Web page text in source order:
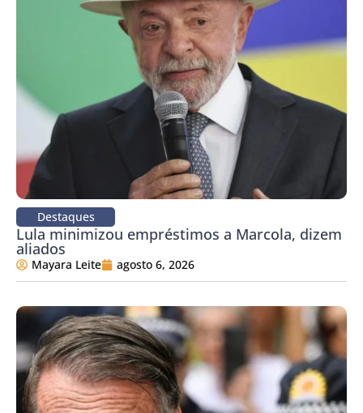
Destaques
Lula minimizou empréstimos a Marcola, dizem
aliados
Mayara Leite agosto 6, 2026